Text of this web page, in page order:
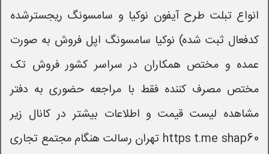
انواع تبلت طرح آیفون نوکیا و سامسونگ ریجسترشده
کدفعال ثبت شده) نوکیا سامسونگ اپل فروش به صورت
عمده و مختص همکاران در سراسر کشور فروش تک
مختص مصرف کننده فقط با مراجعه حضوری به دفتر
مشاهده لیست قیمت و اطلاعات بیشتر در کانال زیر
https t.me shap60 تهران رسالت هنگام مجتمع تجاری